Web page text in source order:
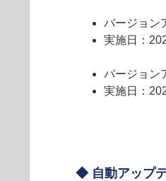
バージョン
実施日：
バージョン
実施日：
◆ 自動アップ